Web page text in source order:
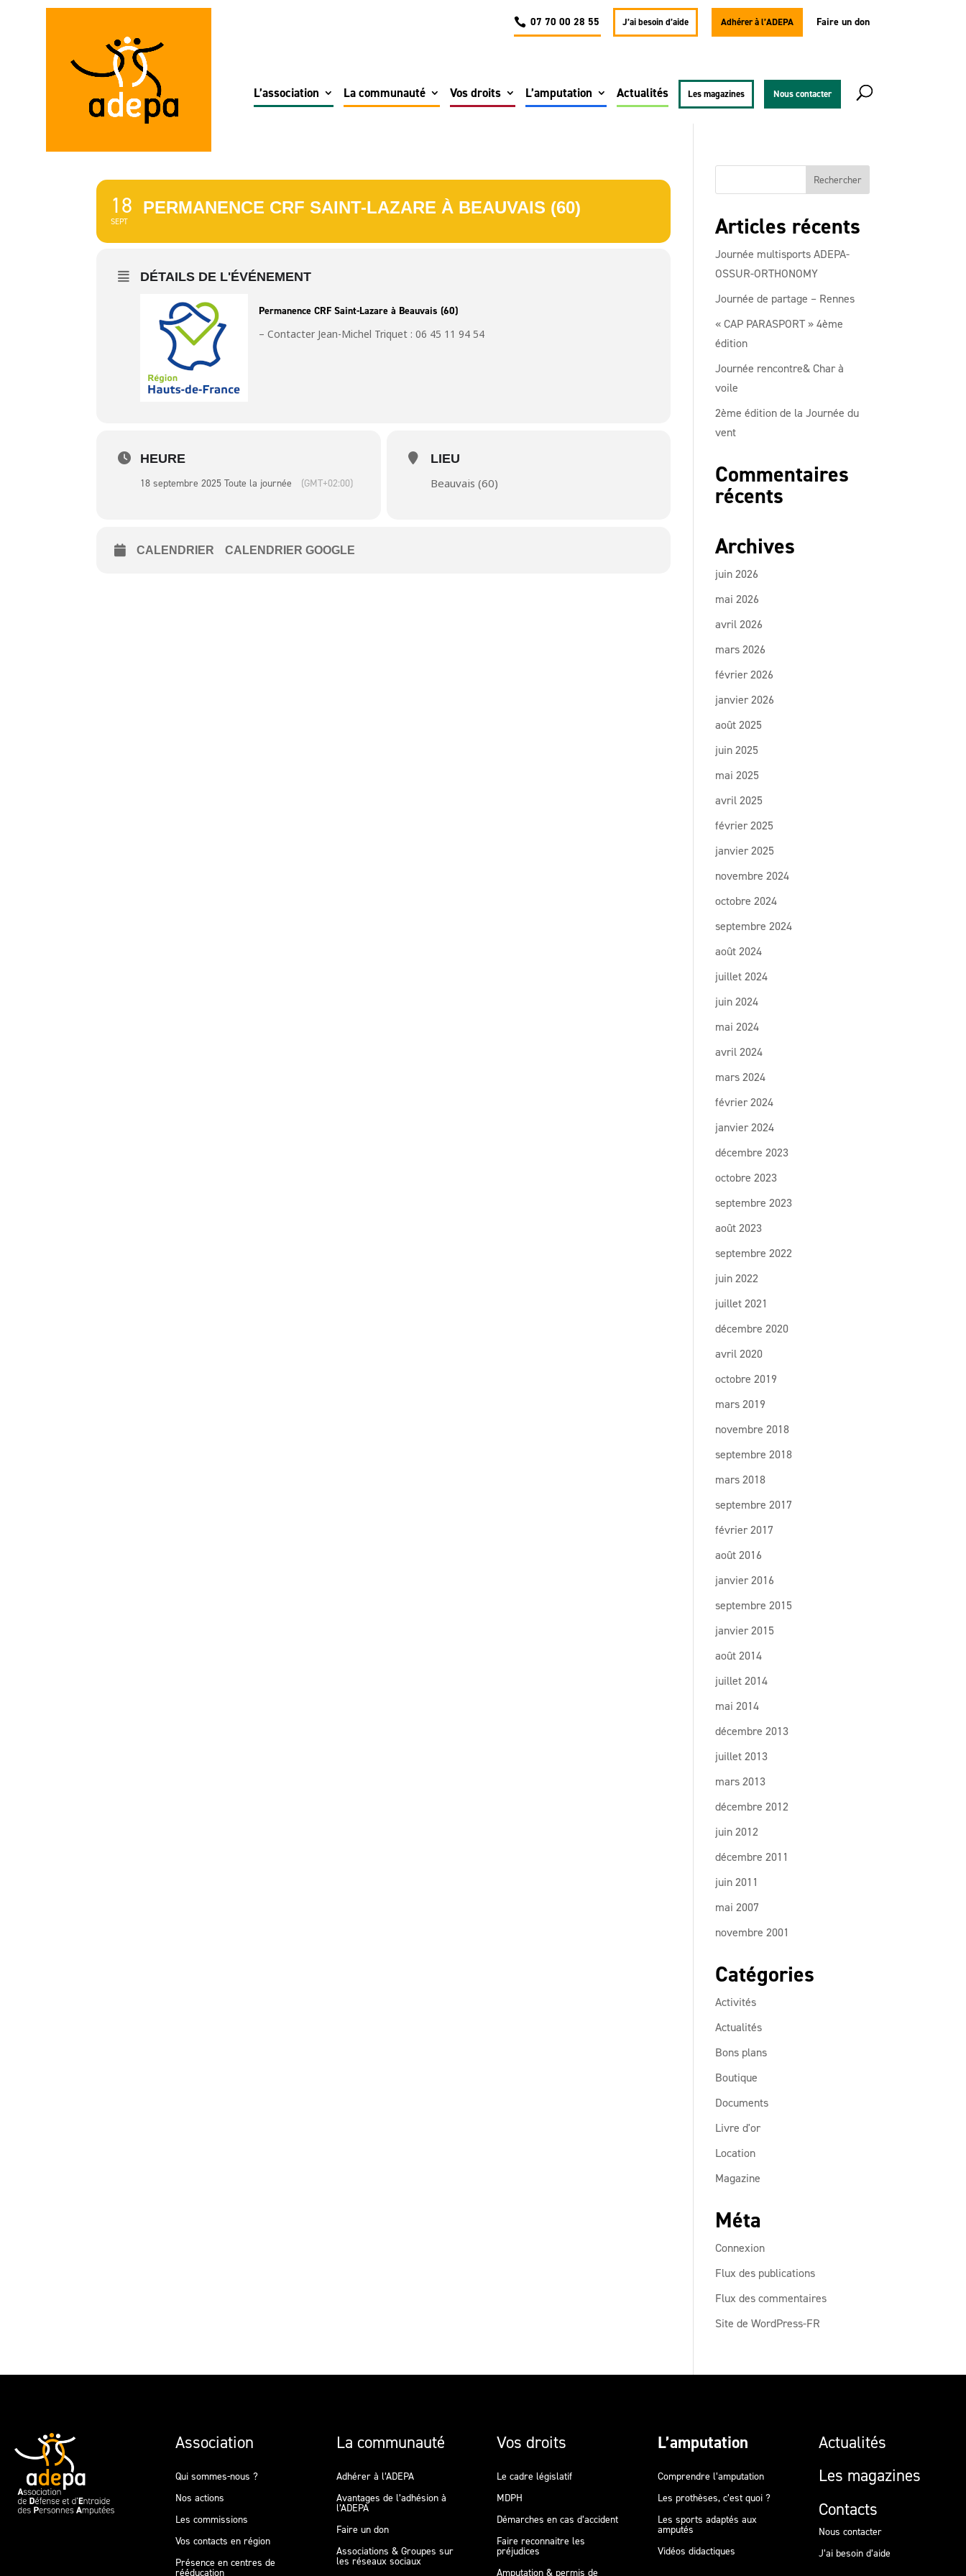
07 70 00 28 55 J’ai besoin d’aide Adhérer à l’ADEPA Faire un don
L’association La communauté Vos droits L’amputation Actualités Les magazines Nous contacter
18
SEPT
PERMANENCE CRF SAINT-LAZARE À BEAUVAIS (60)
DÉTAILS DE L'ÉVÉNEMENT
Permanence CRF Saint-Lazare à Beauvais (60)
– Contacter Jean-Michel Triquet : 06 45 11 94 54
HEURE
18 septembre 2025 Toute la journée (GMT+02:00)
LIEU
Beauvais (60)
CALENDRIER CALENDRIER GOOGLE
Articles récents
Journée multisports ADEPA-
OSSUR-ORTHONOMY
Journée de partage – Rennes
« CAP PARASPORT » 4ème
édition
Journée rencontre& Char à
voile
2ème édition de la Journée du
vent
Commentaires
récents
Archives
juin 2026
mai 2026
avril 2026
mars 2026
février 2026
janvier 2026
août 2025
juin 2025
mai 2025
avril 2025
février 2025
janvier 2025
novembre 2024
octobre 2024
septembre 2024
août 2024
juillet 2024
juin 2024
mai 2024
avril 2024
mars 2024
février 2024
janvier 2024
décembre 2023
octobre 2023
septembre 2023
août 2023
septembre 2022
juin 2022
juillet 2021
décembre 2020
avril 2020
octobre 2019
mars 2019
novembre 2018
septembre 2018
mars 2018
septembre 2017
février 2017
août 2016
janvier 2016
septembre 2015
janvier 2015
août 2014
juillet 2014
mai 2014
décembre 2013
juillet 2013
mars 2013
décembre 2012
juin 2012
décembre 2011
juin 2011
mai 2007
novembre 2001
Catégories
Activités
Actualités
Bons plans
Boutique
Documents
Livre d'or
Location
Magazine
Méta
Connexion
Flux des publications
Flux des commentaires
Site de WordPress-FR
Association
Qui sommes-nous ?
Nos actions
Les commissions
Vos contacts en région
Présence en centres de
rééducation
La communauté
Adhérer à l’ADEPA
Avantages de l’adhésion à
l’ADEPA
Faire un don
Associations & Groupes sur
les réseaux sociaux
Vos droits
Le cadre législatif
MDPH
Démarches en cas d’accident
Faire reconnaitre les
préjudices
Amputation & permis de
L’amputation
Comprendre l’amputation
Les prothèses, c’est quoi ?
Les sports adaptés aux
amputés
Vidéos didactiques
Actualités
Les magazines
Contacts
Nous contacter
J’ai besoin d’aide